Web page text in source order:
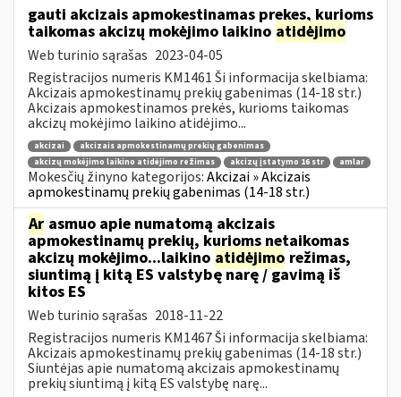
gauti akcizais apmokestinamas prekes, kurioms
taikomas akcizų mokėjimo laikino atidėjimo
Web turinio sąrašas 2023-04-05
Registracijos numeris KM1461 Ši informacija skelbiama:
Akcizais apmokestinamų prekių gabenimas (14-18 str.)
Akcizais apmokestinamos prekės, kurioms taikomas
akcizų mokėjimo laikino atidėjimo...
akcizai
akcizais apmokestinamų prekių gabenimas
akcizų mokėjimo laikino atidėjimo režimas
akcizų įstatymo 16 str amlar
Mokesčių žinyno kategorijos:Akcizai » Akcizais
apmokestinamų prekių gabenimas (14-18 str.)
Ar asmuo apie numatomą akcizais
apmokestinamų prekių, kurioms netaikomas
akcizų mokėjimo...laikino atidėjimo režimas,
siuntimą į kitą ES valstybę narę / gavimą iš
kitos ES
Web turinio sąrašas 2018-11-22
Registracijos numeris KM1467 Ši informacija skelbiama:
Akcizais apmokestinamų prekių gabenimas (14-18 str.)
Siuntėjas apie numatomą akcizais apmokestinamų
prekių siuntimą į kitą ES valstybę narę...